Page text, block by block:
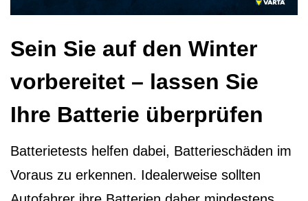
Sein Sie auf den Winter
vorbereitet – lassen Sie
Ihre Batterie überprüfen
Batterietests helfen dabei, Batterieschäden im
Voraus zu erkennen. Idealerweise sollten